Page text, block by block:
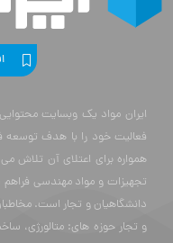
فعالیت خود را با هدف توسعه
همواره برای اعتلای آن تلاش
تجهیزات و مواد مهندسی فراهم
دانشگاهیان و تجار است.
و تجار حوزه های: متالورژی،